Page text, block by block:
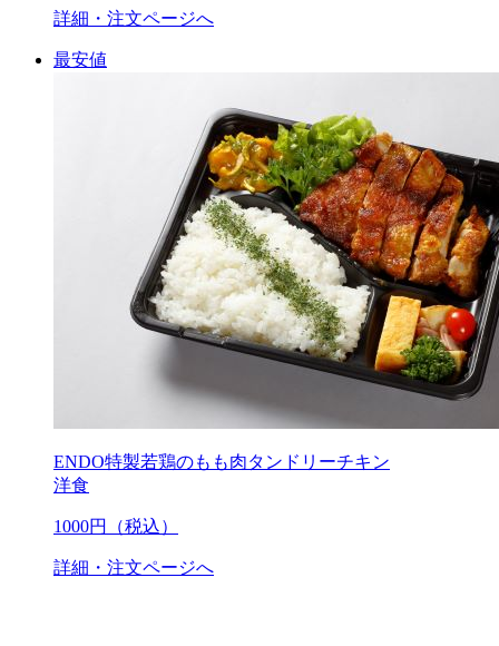
詳細・注文ページへ
最安値
ENDO特製若鶏のもも肉タンドリーチキン
洋食
1000円（税込）
詳細・注文ページへ